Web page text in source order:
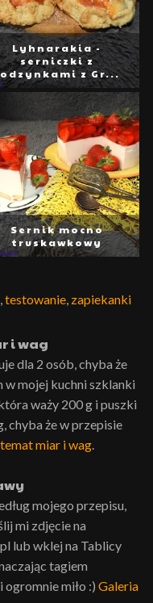
Lyhnarakia -
serniczki z
z Gr...
Sernik mocno
truskawkowy
,testowanie, zapiekanki
i wag
dla 2 osób, chyba że
w mojej kuchni szklanki
waży 200 g i puszki
chyba że w przepisie
miar i wag.
mojego przepisu,
mi zdjęcie na
lub wklej na Tablicy
tagiem
ogromnie miło :) Galeria